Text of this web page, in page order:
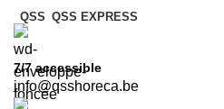
QSS QSS EXPRESS
7/7accessible
info@qsshoreca.be